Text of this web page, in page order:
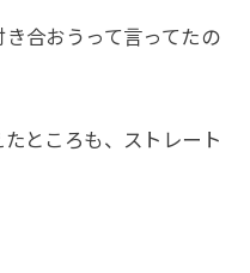
合おうって言ってたの
ところも、ストレート